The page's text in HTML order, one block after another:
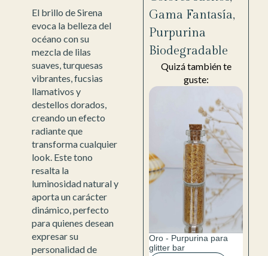
El brillo de Sirena
evoca la belleza del
océano con su
mezcla de lilas
suaves, turquesas
vibrantes, fucsias
llamativos y
destellos dorados,
creando un efecto
radiante que
transforma cualquier
look. Este tono
resalta la
luminosidad natural y
aporta un carácter
dinámico, perfecto
para quienes desean
expresar su
personalidad de
Gama Fantasía,
Purpurina
Biodegradable
Quizá también te
guste:
Oro - Purpurina para
glitter bar